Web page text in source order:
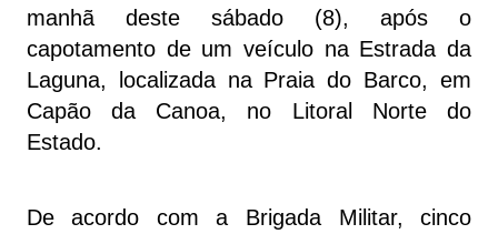
manhã deste sábado (8), após o
capotamento de um veículo na Estrada da
Laguna, localizada na Praia do Barco, em
Capão da Canoa, no Litoral Norte do
Estado.
De acordo com a Brigada Militar, cinco